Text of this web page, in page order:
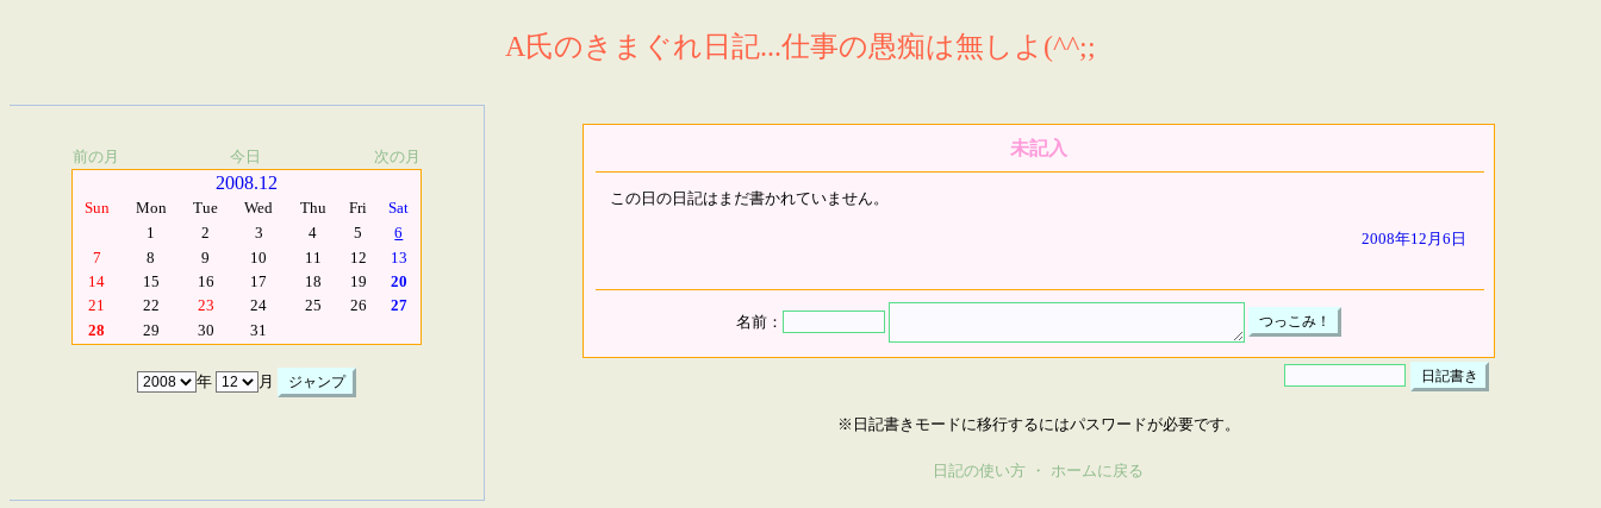
A氏のきまぐれ日記...仕事の愚痴は無しよ(^^;;
前の月 今日 次の月
2008.12
Sun Mon Tue Wed Thu Fri
Sat
1
2 3 4 5
6
7
8 9 10 11 12
13
14
15 16 17 18 19
20
21
22 23 24 25 26
27
28
29 30 31
年 月
未記入
この日の日記はまだ書かれていません。
2008年12月6日
名前：
※日記書きモードに移行するにはパスワードが必要です。
日記の使い方 ・ ホームに戻る